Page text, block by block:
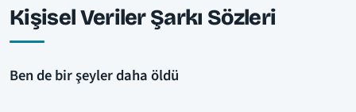
Kişisel Veriler Şarkı Sözleri
Ben de bir şeyler daha öldü